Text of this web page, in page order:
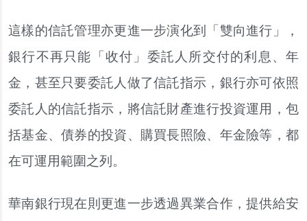
這樣的信託管理亦更進一步演化到「雙向進行」，
銀行不再只能「收付」委託人所交付的利息、年
金，甚至只要委託人做了信託指示，銀行亦可依照
委託人的信託指示，將信託財產進行投資運用，包
括基金、債券的投資、購買長照險、年金險等，都
在可運用範圍之列。
華南銀行現在則更進一步透過異業合作，提供給安